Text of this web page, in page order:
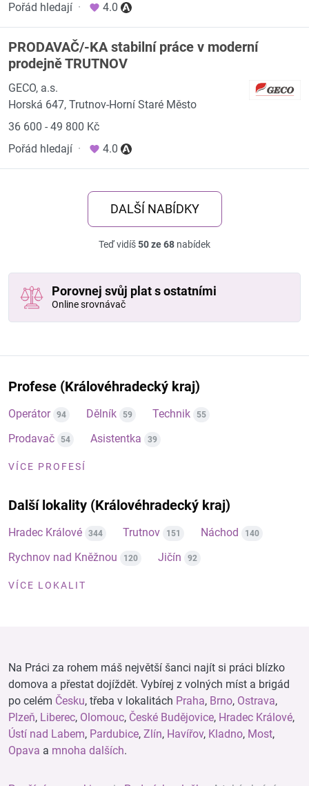
Pořád hledají · 4.0
PRODAVAČ/-KA stabilní práce v moderní
prodejně TRUTNOV
GECO, a.s.
Horská 647, Trutnov-Horní Staré Město
36 600 - 49 800 Kč
Pořád hledají · 4.0
DALŠÍ NABÍDKY
Teď vidíš50 ze 68 nabídek
Porovnej svůj plat s ostatními
Online srovnávač
Profese (Královéhradecký kraj)
Operátor 94 Dělník 59 Technik 55
Prodavač 54 Asistentka 39
VÍCE PROFESÍ
Další lokality (Královéhradecký kraj)
Hradec Králové 344 Trutnov 151 Náchod 140
Rychnov nad Kněžnou 120 Jičín 92
VÍCE LOKALIT
Na Práci za rohem máš největší šanci najít si práci blízko
domova a přestat dojíždět. Vybírej z volných míst a brigád
po celém Česku, třeba v lokalitách Praha, Brno, Ostrava,
Plzeň, Liberec, Olomouc, České Budějovice, Hradec Králové,
Ústí nad Labem, Pardubice, Zlín, Havířov, Kladno, Most,
Opava a mnoha dalších.